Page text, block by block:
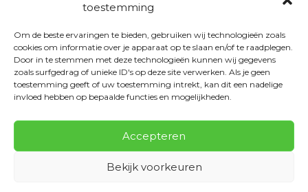
toestemming
Om de beste ervaringen te bieden, gebruiken wij technologieën zoals
cookies om informatie over je apparaat op te slaan en/of te raadplegen.
Door in te stemmen met deze technologieën kunnen wij gegevens
zoals surfgedrag of unieke ID's op deze site verwerken. Als je geen
toestemming geeft of uw toestemming intrekt, kan dit een nadelige
invloed hebben op bepaalde functies en mogelijkheden.
Accepteren
Bekijk voorkeuren
Kraamcadeautjes
MIJN ACCOUNT
Bestellingen
Voorraadmeldingen
Verlanglijsten
Wachtwoord vergeten
© 2026 Tevreden Baby